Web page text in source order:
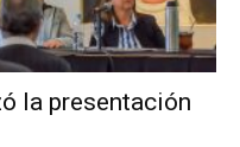
la presentación